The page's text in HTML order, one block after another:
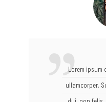
Lorem ipsum
ullamcorper.